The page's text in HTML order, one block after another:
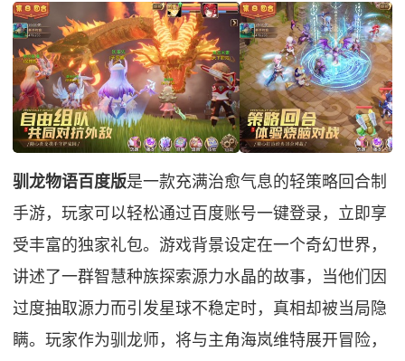
驯龙物语百度版是一款充满治愈气息的轻策略回合制
手游，玩家可以轻松通过百度账号一键登录，立即享
受丰富的独家礼包。游戏背景设定在一个奇幻世界，
讲述了一群智慧种族探索源力水晶的故事，当他们因
过度抽取源力而引发星球不稳定时，真相却被当局隐
瞒。玩家作为驯龙师，将与主角海岚维特展开冒险，